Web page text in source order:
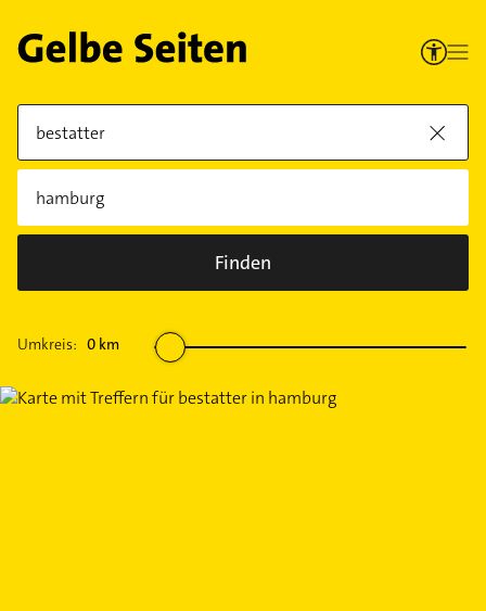
Finden
Umkreis: 0 km